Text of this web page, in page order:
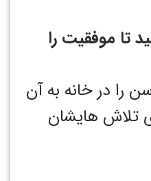
تا موفقیت را
را در خانه به آن
تلاش هایشان